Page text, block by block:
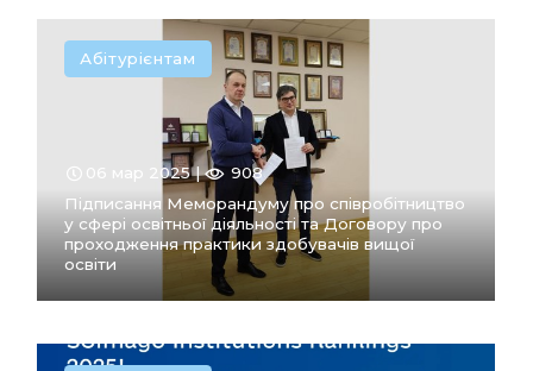
В РОЗДІЛ
Абітурієнтам
06 мар 2025 |
908
Підписання Меморандуму про співробітництво
у сфері освітньої діяльності та Договору про
проходження практики здобувачів вищої
освіти